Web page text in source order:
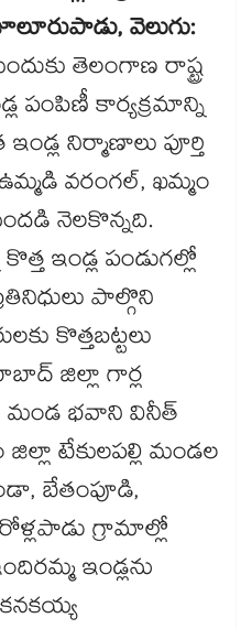
వెలుగు:
తెలంగాణ రాష్ట్ర
పంపిణీ కార్యక్రమాన్ని
నిర్మాణాలు పూర్తి
వరంగల్, ఖమ్మం
నెలకొన్నది.
ఇండ్ల పండుగల్లో
పాల్గొని
కొత్తబట్టలు
జిల్లా గార్ల
భవాని వినీత్​
టేకులపల్లి మండల
బేతంపూడి,
గ్రామాల్లో
ఇండ్లను